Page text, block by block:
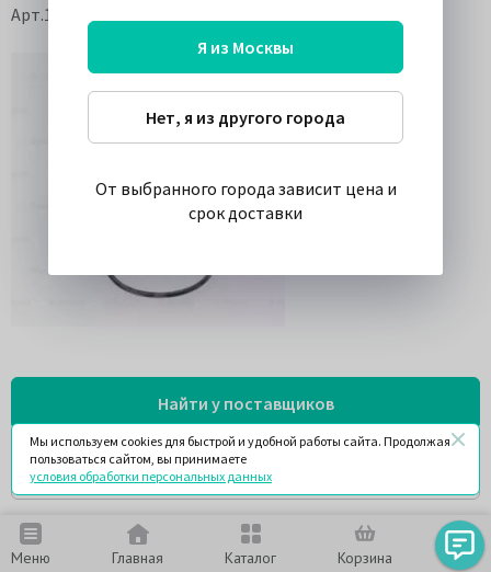
Меню Главная Каталог Корзина Чат
Арт.1457429249
Найти у поставщиков
Спросить
Я из Москвы
Нет, я из другого города
От выбранного города зависит цена и
срок доставки
Мы используем cookies для быстрой и удобной работы сайта. Продолжая
пользоваться сайтом, вы принимаете
условия обработки персональных данных